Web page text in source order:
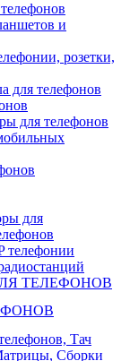
и
розетки,
для телефонов
для телефонов
для
телефонии
ТЕЛЕФОНОВ
Тач
Сборки